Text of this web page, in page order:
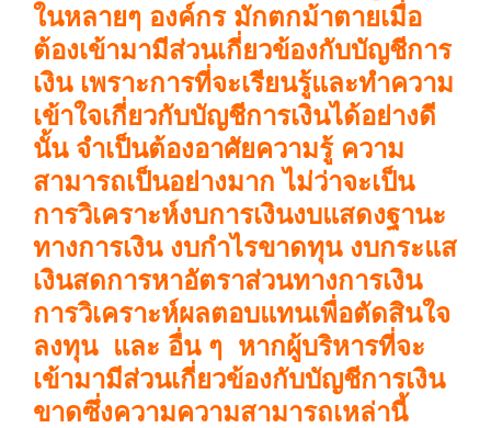
ในหลายๆ องค์กร มักตกม้าตายเมื่อ
ต้องเข้ามามีส่วนเกี่ยวข้องกับบัญชีการ
เงิน เพราะการที่จะเรียนรู้และทำความ
เข้าใจเกี่ยวกับบัญชีการเงินได้อย่างดี
นั้น จำเป็นต้องอาศัยความรู้ ความ
สามารถเป็นอย่างมาก ไม่ว่าจะเป็น
การวิเคราะห์งบการเงินงบแสดงฐานะ
ทางการเงิน งบกำไรขาดทุน งบกระแส
เงินสดการหาอัตราส่วนทางการเงิน
การวิเคราะห์ผลตอบแทนเพื่อตัดสินใจ
ลงทุน และ อื่น ๆ หากผู้บริหารที่จะ
เข้ามามีส่วนเกี่ยวข้องกับบัญชีการเงิน
ขาดซึ่งความความสามารถเหล่านี้